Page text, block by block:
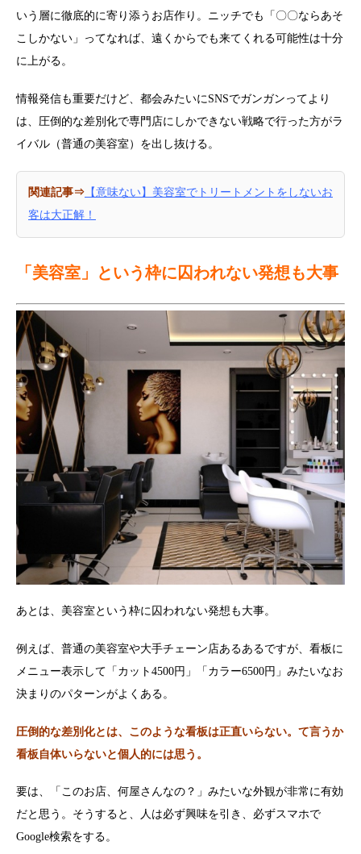
いう層に徹底的に寄り添うお店作り。ニッチでも「〇〇ならあそ
こしかない」ってなれば、遠くからでも来てくれる可能性は十分
に上がる。
情報発信も重要だけど、都会みたいにSNSでガンガンってより
は、圧倒的な差別化で専門店にしかできない戦略で行った方がラ
イバル（普通の美容室）を出し抜ける。
関連記事⇒ 【意味ない】美容室でトリートメントをしないお
客は大正解！
「美容室」という枠に囚われない発想も大事
あとは、美容室という枠に囚われない発想も大事。
例えば、普通の美容室や大手チェーン店あるあるですが、看板に
メニュー表示して「カット4500円」「カラー6500円」みたいなお
決まりのパターンがよくある。
圧倒的な差別化とは、このような看板は正直いらない。て言うか
看板自体いらないと個人的には思う。
要は、「このお店、何屋さんなの？」みたいな外観が非常に有効
だと思う。そうすると、人は必ず興味を引き、必ずスマホで
Google検索をする。